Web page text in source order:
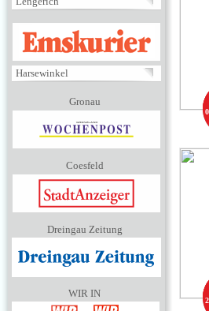
EMSKURIER
Harsewinkel
Gronau
Coesfeld
Dreingau Zeitung
WIR IN